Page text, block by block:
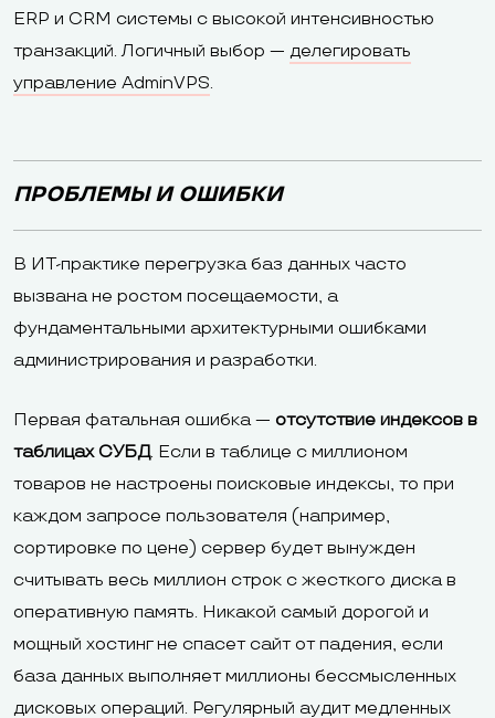
ERP и CRM системы с высокой интенсивностью
транзакций. Логичный выбор — делегировать
управление AdminVPS.
ПРОБЛЕМЫ И ОШИБКИ
В ИТ-практике перегрузка баз данных часто
вызвана не ростом посещаемости, а
фундаментальными архитектурными ошибками
администрирования и разработки.
Первая фатальная ошибка — отсутствие индексов в
таблицах СУБД. Если в таблице с миллионом
товаров не настроены поисковые индексы, то при
каждом запросе пользователя (например,
сортировке по цене) сервер будет вынужден
считывать весь миллион строк с жесткого диска в
оперативную память. Никакой самый дорогой и
мощный хостинг не спасет сайт от падения, если
база данных выполняет миллионы бессмысленных
дисковых операций. Регулярный аудит медленных